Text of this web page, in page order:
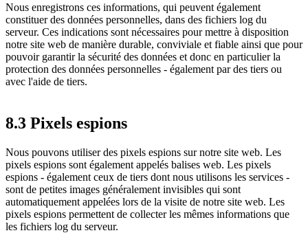
Nous enregistrons ces informations, qui peuvent également
constituer des données personnelles, dans des fichiers log du
serveur. Ces indications sont nécessaires pour mettre à disposition
notre site web de manière durable, conviviale et fiable ainsi que pour
pouvoir garantir la sécurité des données et donc en particulier la
protection des données personnelles - également par des tiers ou
avec l'aide de tiers.
8.3 Pixels espions
Nous pouvons utiliser des pixels espions sur notre site web. Les
pixels espions sont également appelés balises web. Les pixels
espions - également ceux de tiers dont nous utilisons les services -
sont de petites images généralement invisibles qui sont
automatiquement appelées lors de la visite de notre site web. Les
pixels espions permettent de collecter les mêmes informations que
les fichiers log du serveur.